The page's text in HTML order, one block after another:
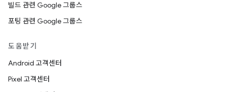
빌드 관련 Google 그룹스
포팅 관련 Google 그룹스
도움받기
Android 고객센터
Pixel 고객센터